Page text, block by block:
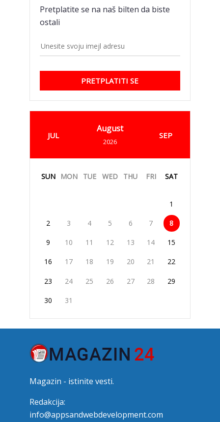
Pretplatite se na naš bilten da biste
ostali
PRETPLATITI SE
JUL
August
2026
SEP
SUN MON TUE WED THU FRI SAT
1
2 3 4 5 6 7 8
9 10 11 12 13 14 15
16 17 18 19 20 21 22
23 24 25 26 27 28 29
30 31
Magazin - istinite vesti.
Redakcija:
info@appsandwebdevelopment.com